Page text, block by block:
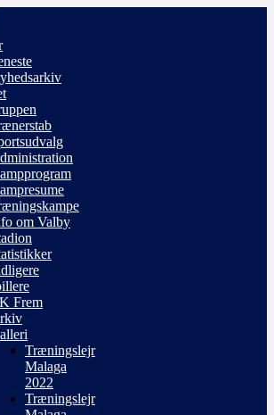
om Valby
Frem
Træningslejr
Malaga
2022
Træningslejr